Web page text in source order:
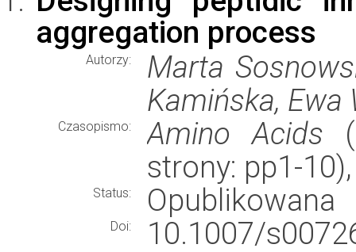
aggregation process
Autorzy:
Marta
Kamińska, Ewa
Czasopismo: Amino Acids
strony: pp1-
Status: Opublikowana
Doi: 10.1007/